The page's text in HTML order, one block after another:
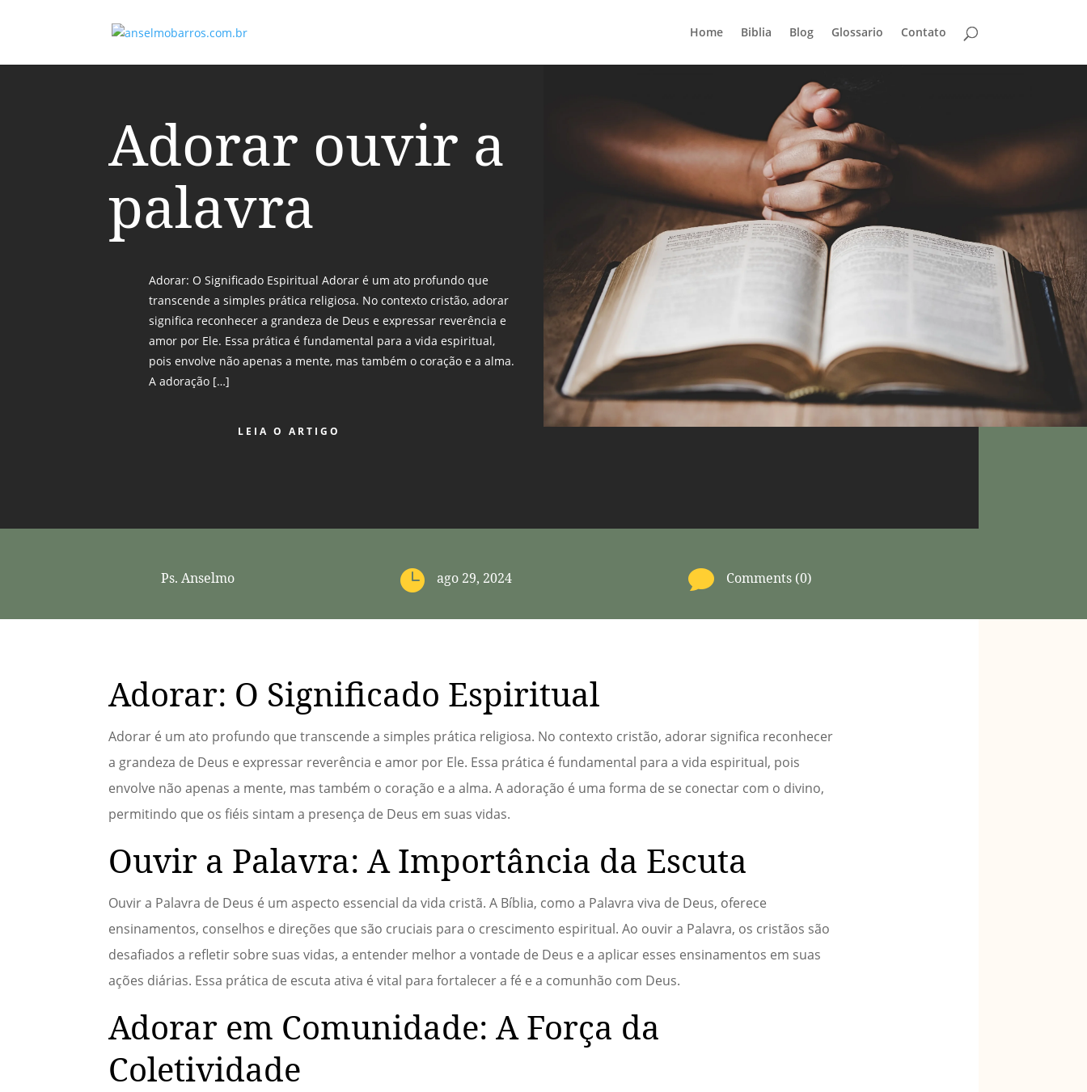
Home Biblia Blog Glossario Contato
Adorar ouvir a
palavra
Adorar: O Significado Espiritual Adorar é um ato profundo que
transcende a simples prática religiosa. No contexto cristão, adorar
significa reconhecer a grandeza de Deus e expressar reverência e
amor por Ele. Essa prática é fundamental para a vida espiritual,
pois envolve não apenas a mente, mas também o coração e a alma.
A adoração […]
LEIA O ARTIGO
Ps. Anselmo  ago 29, 2024  Comments (0)
Adorar: O Significado Espiritual
Adorar é um ato profundo que transcende a simples prática religiosa. No contexto cristão, adorar significa reconhecer
a grandeza de Deus e expressar reverência e amor por Ele. Essa prática é fundamental para a vida espiritual, pois
envolve não apenas a mente, mas também o coração e a alma. A adoração é uma forma de se conectar com o divino,
permitindo que os fiéis sintam a presença de Deus em suas vidas.
Ouvir a Palavra: A Importância da Escuta
Ouvir a Palavra de Deus é um aspecto essencial da vida cristã. A Bíblia, como a Palavra viva de Deus, oferece
ensinamentos, conselhos e direções que são cruciais para o crescimento espiritual. Ao ouvir a Palavra, os cristãos são
desafiados a refletir sobre suas vidas, a entender melhor a vontade de Deus e a aplicar esses ensinamentos em suas
ações diárias. Essa prática de escuta ativa é vital para fortalecer a fé e a comunhão com Deus.
Adorar em Comunidade: A Força da
Coletividade